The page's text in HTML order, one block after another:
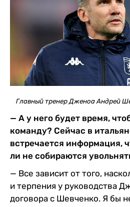
Главный тренер Дженоа Андрей
— А у него будет время,
команду? Сейчас в
встречается информация,
ли не собираются
— Все зависит от того,
и терпения у руководства
договора с Шевченко. Я бы